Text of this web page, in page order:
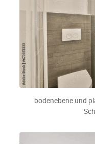
bodenebene und